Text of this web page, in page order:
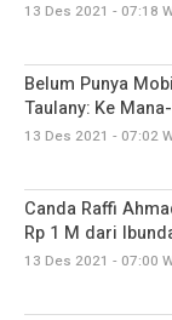
13 Des 2021 - 07:18
Belum Punya
Taulany: Ke
13 Des 2021 - 07:02
Canda Raffi
Rp 1 M dari
13 Des 2021 - 07:00